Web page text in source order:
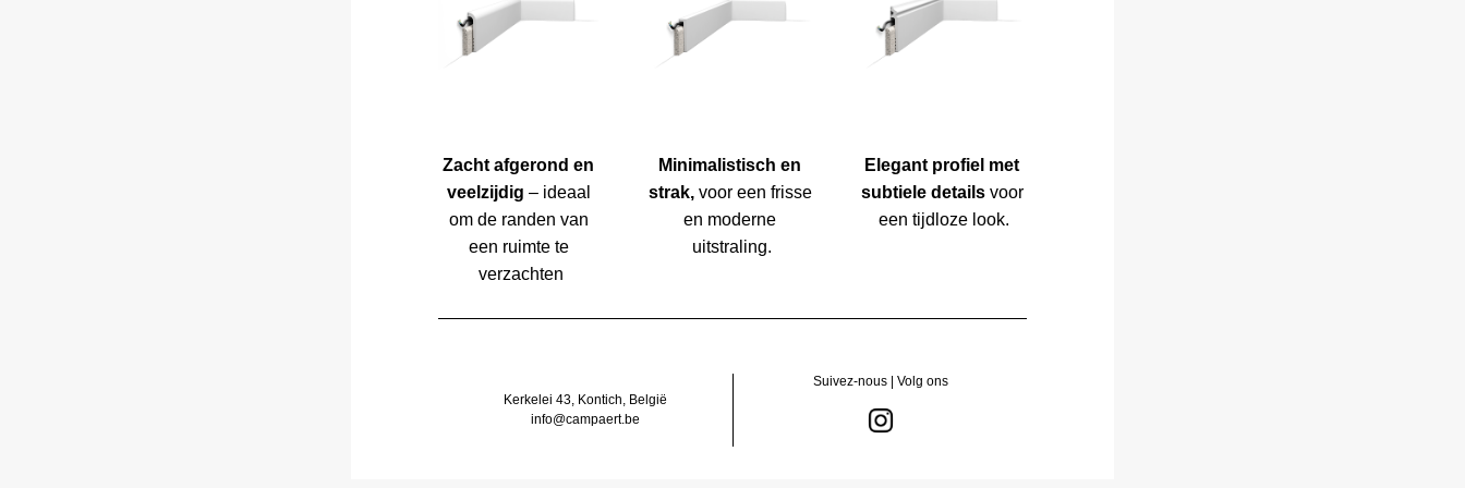
Zacht afgerond en
veelzijdig – ideaal
om de randen van
een ruimte te
verzachten
Minimalistisch en
strak, voor een frisse
en moderne
uitstraling.
Elegant profiel met
subtiele details voor
een tijdloze look.
Kerkelei 43, Kontich, België
info@campaert.be
Suivez-nous | Volg ons